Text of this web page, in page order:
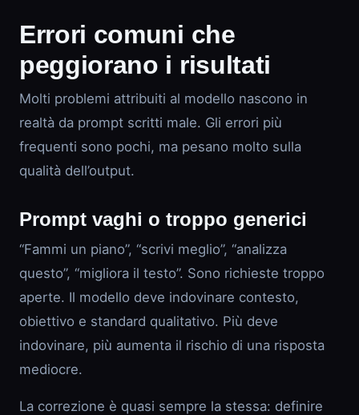
Errori comuni che
peggiorano i risultati
Molti problemi attribuiti al modello nascono in
realtà da prompt scritti male. Gli errori più
frequenti sono pochi, ma pesano molto sulla
qualità dell’output.
Prompt vaghi o troppo generici
“Fammi un piano”, “scrivi meglio”, “analizza
questo”, “migliora il testo”. Sono richieste troppo
aperte. Il modello deve indovinare contesto,
obiettivo e standard qualitativo. Più deve
indovinare, più aumenta il rischio di una risposta
mediocre.
La correzione è quasi sempre la stessa: definire